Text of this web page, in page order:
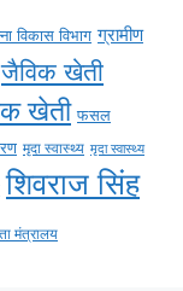
विकास विभाग ग्रामीण
जैविक खेती
खेती फसल
मृदा स्वास्थ्य मृदा स्वास्थ्य
शिवराज सिंह
मंत्रालय